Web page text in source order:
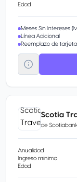
Edad
Meses Sin Intereses
Línea Adicional
Reemplazo de
Scotia
de
Anualidad
Ingreso mínimo
Edad